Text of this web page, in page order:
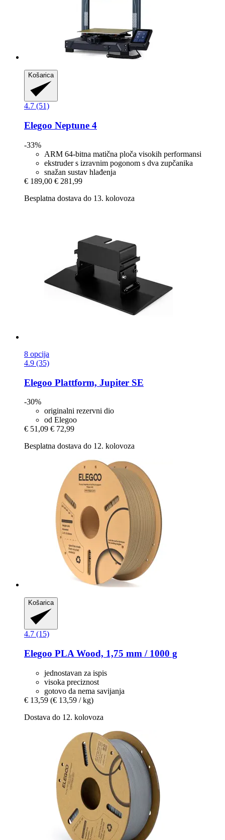
Košarica
4.7 (51)
Elegoo Neptune 4
-33%
ARM 64-bitna matična ploča visokih performansi
ekstruder s izravnim pogonom s dva zupčanika
snažan sustav hlađenja
€ 189,00 € 281,99
Besplatna dostava do 13. kolovoza
8 opcija
4.9 (35)
Elegoo Plattform, Jupiter SE
-30%
originalni rezervni dio
od Elegoo
€ 51,09 € 72,99
Besplatna dostava do 12. kolovoza
Košarica
4.7 (15)
Elegoo PLA Wood, 1,75 mm / 1000 g
jednostavan za ispis
visoka preciznost
gotovo da nema savijanja
€ 13,59 (€ 13,59 / kg)
Dostava do 12. kolovoza